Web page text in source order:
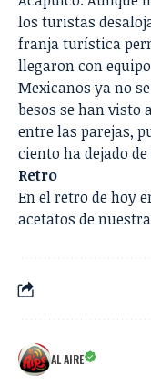
los turistas
franja turística
llegaron con
Mexicanos ya no se
besos se han visto
entre las parejas,
ciento ha dejado
Retro
En el retro de hoy
acetatos de
AL AIRE